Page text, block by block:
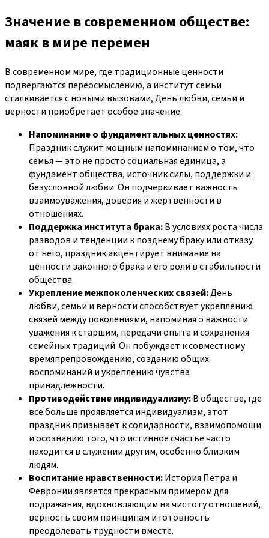
Значение в современном обществе:
маяк в мире перемен
В современном мире, где традиционные ценности
подвергаются переосмыслению, а институт семьи
сталкивается с новыми вызовами, День любви, семьи и
верности приобретает особое значение:
Напоминание о фундаментальных ценностях:
Праздник служит мощным напоминанием о том, что
семья — это не просто социальная единица, а
фундамент общества, источник силы, поддержки и
безусловной любви. Он подчеркивает важность
взаимоуважения, доверия и жертвенности в
отношениях.
Поддержка института брака:В условиях роста числа
разводов и тенденции к позднему браку или отказу
от него, праздник акцентирует внимание на
ценности законного брака и его роли в стабильности
общества.
Укрепление межпоколенческих связей:День
любви, семьи и верности способствует укреплению
связей между поколениями, напоминая о важности
уважения к старшим, передачи опыта и сохранения
семейных традиций. Он побуждает к совместному
времяпрепровождению, созданию общих
воспоминаний и укреплению чувства
принадлежности.
Противодействие индивидуализму:В обществе, где
все больше проявляется индивидуализм, этот
праздник призывает к солидарности, взаимопомощи
и осознанию того, что истинное счастье часто
находится в служении другим, особенно близким
людям.
Воспитание нравственности:История Петра и
Февронии является прекрасным примером для
подражания, вдохновляющим на чистоту отношений,
верность своим принципам и готовность
преодолевать трудности вместе.